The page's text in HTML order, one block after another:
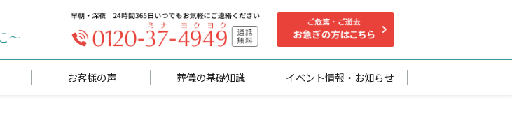
お客様の声 葬儀の基礎知識 イベント情報・お知らせ